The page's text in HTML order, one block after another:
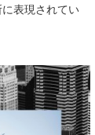
表現されてい